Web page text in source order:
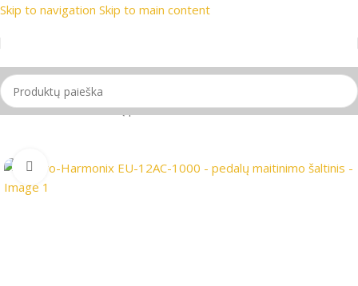
Skip to navigation Skip to main content
📦 Nemokamas
Pradžia/Gitaros/Gitarų priedai
Spustelėkite, jei norite padidinti